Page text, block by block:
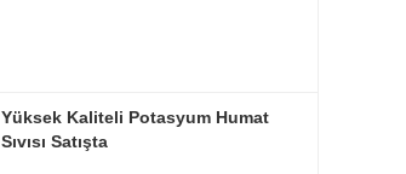
Yüksek Kaliteli Potasyum Humat
Sıvısı Satışta